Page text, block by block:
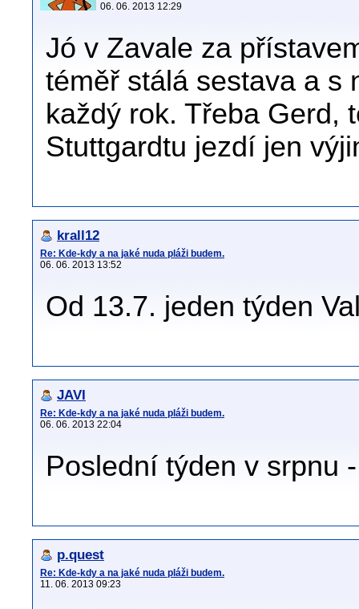
06. 06. 2013 12:29
Jó v Zavale za
téměř stálá sestava a s
každý rok. Třeba Gerd,
Stuttgardtu jezdí jen
krall12
Re: Kde-kdy a na jaké nuda pláži budem.
06. 06. 2013 13:52
Od 13.7. jeden týden
JAVI
Re: Kde-kdy a na jaké nuda pláži budem.
06. 06. 2013 22:04
Poslední týden v srpnu
p.quest
Re: Kde-kdy a na jaké nuda pláži budem.
11. 06. 2013 09:23